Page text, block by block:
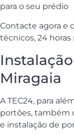
para o seu prédio
Contacte agora e
técnicos, 24 horas
Miragaia
A TEC24, para
portões, também
e instalação de